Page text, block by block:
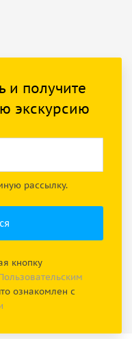
и получите
экскурсию
рассылку.
кнопку
ознакомлен с